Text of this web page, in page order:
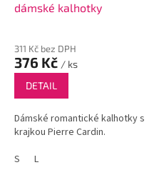
dámské kalhotky
311 Kč bez DPH
376 Kč / ks
DETAIL
Dámské romantické kalhotky s
krajkou Pierre Cardin.
S
L